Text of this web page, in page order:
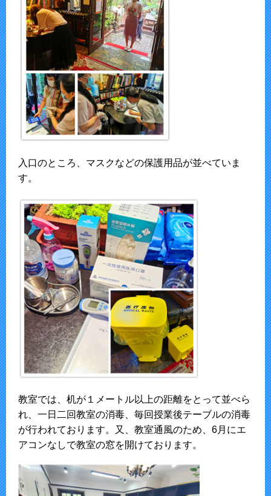
入口のところ、マスクなどの保護用品が並べていま
す。
教室では、机が１メートル以上の距離をとって並べら
れ、一日二回教室の消毒、毎回授業後テーブルの消毒
が行われております。又、教室通風のため、6月にエ
アコンなしで教室の窓を開けております。